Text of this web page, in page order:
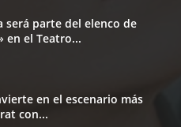
será parte del elenco de
en el Teatro...
en el escenario más
con...